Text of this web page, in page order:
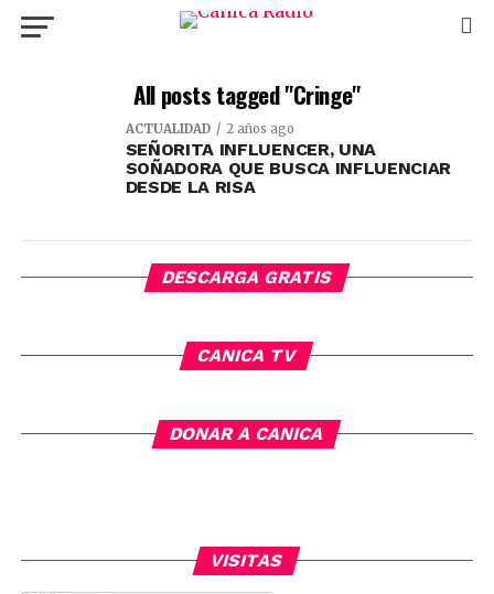
All posts tagged "Cringe"
ACTUALIDAD 2 años ago
SEÑORITA INFLUENCER, UNA
SOÑADORA QUE BUSCA INFLUENCIAR
DESDE LA RISA
DESCARGA GRATIS
CANICA TV
DONAR A CANICA
VISITAS